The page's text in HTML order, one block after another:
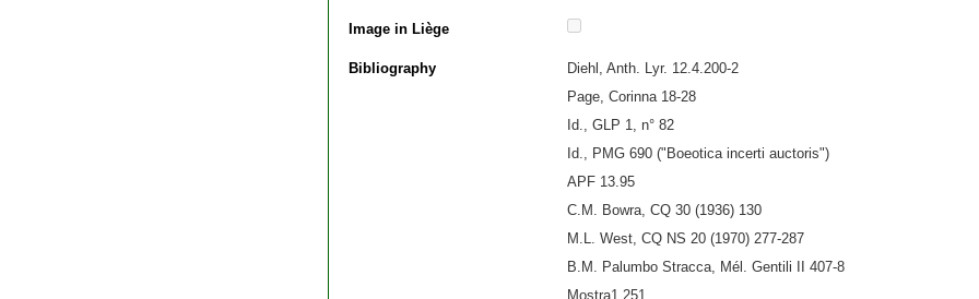
Image in Liège
Bibliography
Diehl, Anth. Lyr. 12.4.200-2
Page, Corinna 18-28
Id., GLP 1, n° 82
Id., PMG 690 ("Boeotica incerti auctoris")
APF 13.95
C.M. Bowra, CQ 30 (1936) 130
M.L. West, CQ NS 20 (1970) 277-287
B.M. Palumbo Stracca, Mél. Gentili II 407-8
Mostra1 251